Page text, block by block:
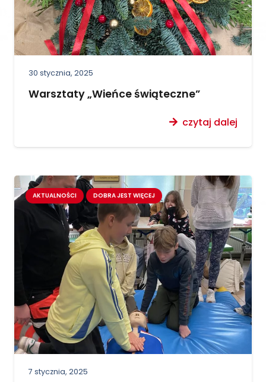
30 stycznia, 2025
Warsztaty „Wieńce świąteczne”
czytaj dalej
AKTUALNOŚCI DOBRA JEST WIĘCEJ
7 stycznia, 2025